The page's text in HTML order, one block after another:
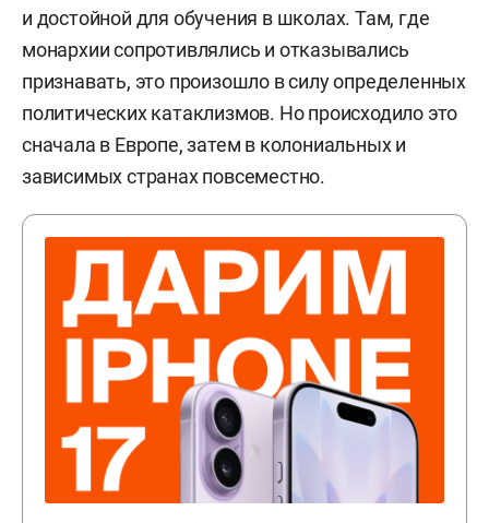
и достойной для обучения в школах. Там, где
монархии сопротивлялись и отказывались
признавать, это произошло в силу определенных
политических катаклизмов. Но происходило это
сначала в Европе, затем в колониальных и
зависимых странах повсеместно.